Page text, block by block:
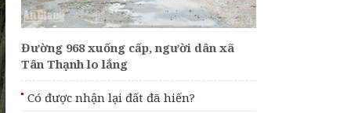
Đường 968 xuống cấp, người dân xã
Tân Thạnh lo lắng
Có được nhận lại đất đã hiến?